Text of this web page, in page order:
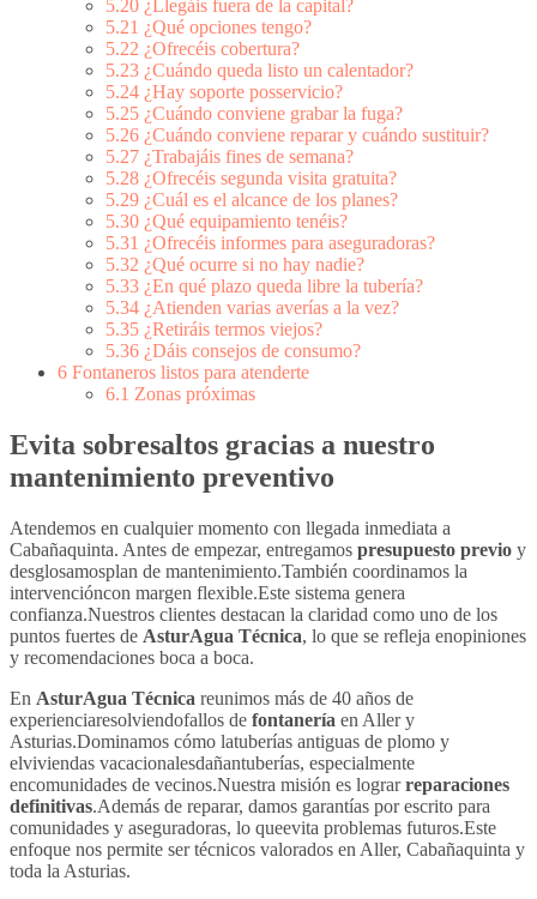
5.20 ¿Llegáis fuera de la capital?
5.21 ¿Qué opciones tengo?
5.22 ¿Ofrecéis cobertura?
5.23 ¿Cuándo queda listo un calentador?
5.24 ¿Hay soporte posservicio?
5.25 ¿Cuándo conviene grabar la fuga?
5.26 ¿Cuándo conviene reparar y cuándo sustituir?
5.27 ¿Trabajáis fines de semana?
5.28 ¿Ofrecéis segunda visita gratuita?
5.29 ¿Cuál es el alcance de los planes?
5.30 ¿Qué equipamiento tenéis?
5.31 ¿Ofrecéis informes para aseguradoras?
5.32 ¿Qué ocurre si no hay nadie?
5.33 ¿En qué plazo queda libre la tubería?
5.34 ¿Atienden varias averías a la vez?
5.35 ¿Retiráis termos viejos?
5.36 ¿Dáis consejos de consumo?
6 Fontaneros listos para atenderte
6.1 Zonas próximas
Evita sobresaltos gracias a nuestro
mantenimiento preventivo
Atendemos en cualquier momento con llegada inmediata a
Cabañaquinta. Antes de empezar, entregamos presupuesto previo y
desglosamosplan de mantenimiento.También coordinamos la
intervencióncon margen flexible.Este sistema genera
confianza.Nuestros clientes destacan la claridad como uno de los
puntos fuertes de AsturAgua Técnica, lo que se refleja enopiniones
y recomendaciones boca a boca.
En AsturAgua Técnica reunimos más de 40 años de
experienciaresolviendofallos de fontanería en Aller y
Asturias.Dominamos cómo latuberías antiguas de plomo y
elviviendas vacacionalesdañantuberías, especialmente
encomunidades de vecinos.Nuestra misión es lograrreparaciones
definitivas.Además de reparar, damos garantías por escrito para
comunidades y aseguradoras, lo queevita problemas futuros.Este
enfoque nos permite ser técnicos valorados en Aller, Cabañaquinta y
toda la Asturias.